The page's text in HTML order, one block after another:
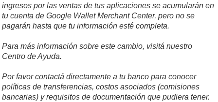
ingresos por las ventas de tus aplicaciones se acumularán en
tu cuenta de Google Wallet Merchant Center, pero no se
pagarán hasta que tu información esté completa.
Para más información sobre este cambio, visitá nuestro
Centro de Ayuda.
Por favor contactá directamente a tu banco para conocer
políticas de transferencias, costos asociados (comisiones
bancarias) y requisitos de documentación que pudiera tener.